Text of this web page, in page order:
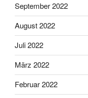
September 2022
August 2022
Juli 2022
März 2022
Februar 2022